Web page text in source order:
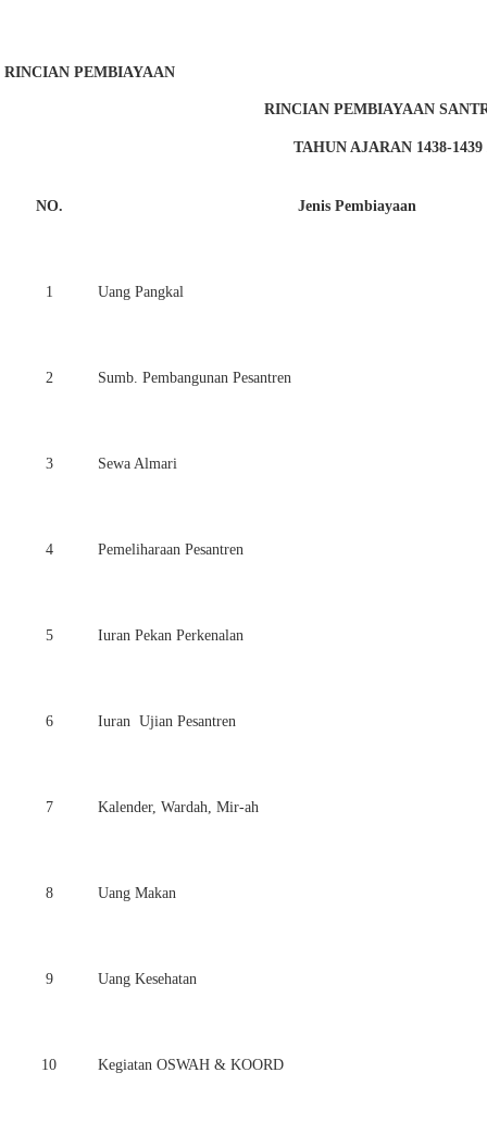
RINCIAN PEMBIAYAAN
RINCIAN PEMBIAYAAN
TAHUN AJARAN 1438-1439
NO. Jenis Pembiayaan
1 Uang Pangkal
2 Sumb. Pembangunan Pesantren
3 Sewa Almari
4 Pemeliharaan Pesantren
5 Iuran Pekan Perkenalan
6 Iuran Ujian Pesantren
7 Kalender, Wardah, Mir-ah
8 Uang Makan
9 Uang Kesehatan
10 Kegiatan OSWAH & KOORD